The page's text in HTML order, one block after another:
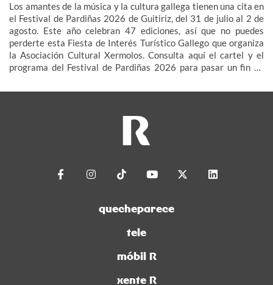
Los amantes de la música y la cultura gallega tienen una cita en
el Festival de Pardiñas 2026 de Guitiriz, del 31 de julio al 2 de
agosto. Este año celebran 47 ediciones, así que no puedes
perderte esta Fiesta de Interés Turístico Gallego que organiza
la Asociación Cultural Xermolos. Consulta aquí el cartel y el
programa del Festival de Pardiñas 2026 para pasar un fin de
quecheparece
tele
móbil R
xente R